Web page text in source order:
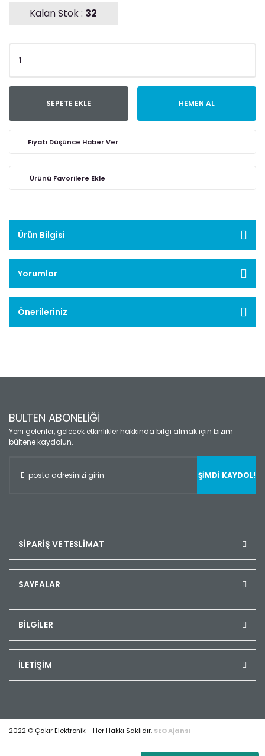
Kalan Stok : 32
SEPETE EKLE HEMEN AL
Fiyatı Düşünce Haber Ver
Ürün Bilgisi
Yorumlar
Önerileriniz
BÜLTEN ABONELİĞİ
Yeni gelenler, gelecek etkinlikler hakkında bilgi almak için bizim
bültene kaydolun.
ŞİMDİ KAYDOL!
SİPARİŞ VE TESLİMAT
SAYFALAR
BİLGİLER
İLETİŞİM
2022 © Çakır Elektronik - Her Hakkı Saklıdır. SEO Ajansı